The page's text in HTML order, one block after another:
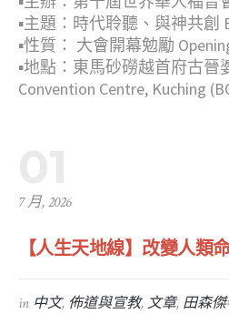
▪︎主題：時代聆聽、與神共創
▪︎性質： 大會開幕勉勵
▪︎地點：東馬砂磱越首府古晉
Convention Centre, Kuching
7 月, 2026
【人生天地線】改變人類
in 中文, 佈道與宣教,文章, 田森